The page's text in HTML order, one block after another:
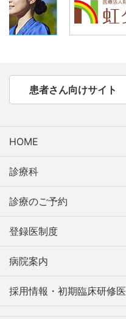
患者さん向けサイト
HOME
診療科
診療のご予約
登録医制度
病院案内
採用情報・初期臨床研修医